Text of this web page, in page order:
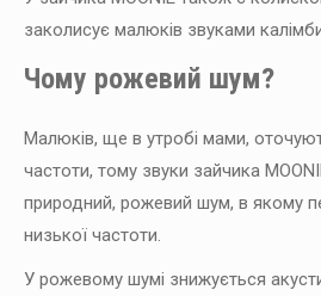
заколисує малюків звуками
Чому рожевий шум?
Малюків, ще в утробі мами,
частоти, тому звуки зайчика
природний, рожевий шум, в якому
низької частоти.
У рожевому шумі знижується